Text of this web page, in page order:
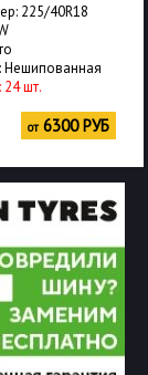
225/40R18
Нешипованная
24 шт.
от6300 РУБ